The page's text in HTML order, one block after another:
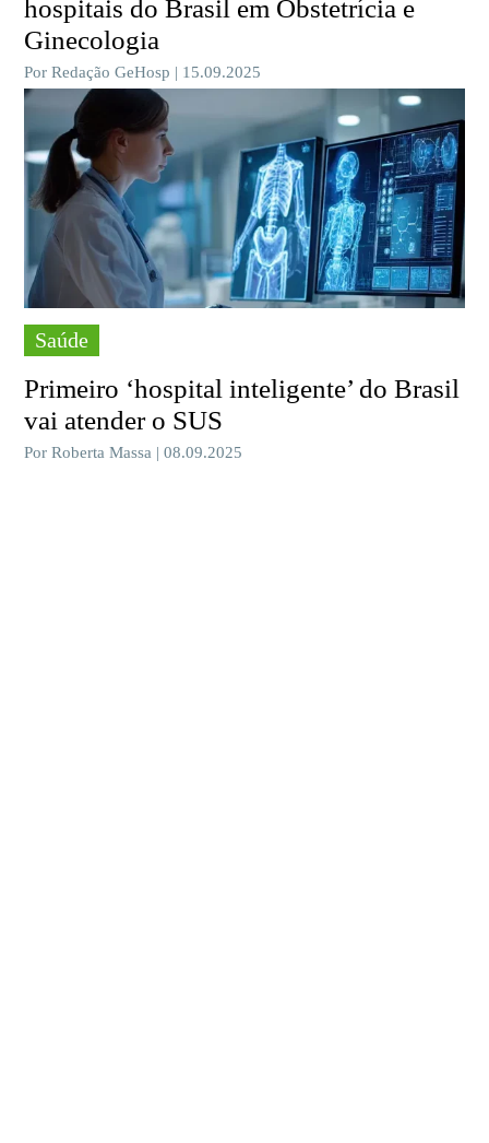
hospitais do Brasil em Obstetrícia e
Ginecologia
Por Redação GeHosp | 15.09.2025
Saúde
Primeiro ‘hospital inteligente’ do Brasil
vai atender o SUS
Por Roberta Massa | 08.09.2025